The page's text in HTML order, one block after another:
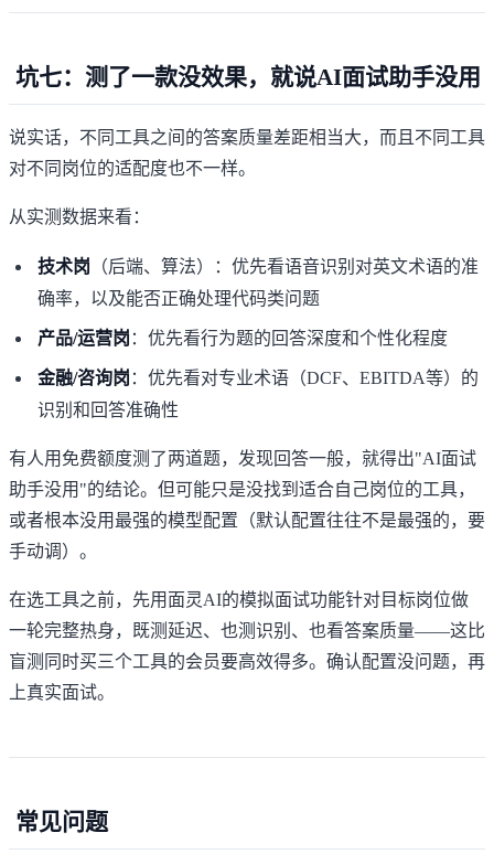
坑七：测了一款没效果，就说AI面试助手没用
说实话，不同工具之间的答案质量差距相当大，而且不同工具
对不同岗位的适配度也不一样。
从实测数据来看：
技术岗 （后端、算法）：优先看语音识别对英文术语的准
确率，以及能否正确处理代码类问题
产品/运营岗 ：优先看行为题的回答深度和个性化程度
金融/咨询岗 ：优先看对专业术语（DCF、EBITDA等）的
识别和回答准确性
有人用免费额度测了两道题，发现回答一般，就得出"AI面试
助手没用"的结论。但可能只是没找到适合自己岗位的工具，
或者根本没用最强的模型配置（默认配置往往不是最强的，要
手动调）。
在选工具之前，先用 面灵AI的模拟面试功能针对目标岗位做
一轮完整热身，既测延迟、也测识别、也看答案质量——这比
盲测同时买三个工具的会员要高效得多。确认配置没问题，再
上真实面试。
常见问题